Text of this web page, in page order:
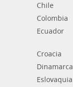
Chile
Colombia
Ecuador
Croacia
Dinamarca
Eslovaquia